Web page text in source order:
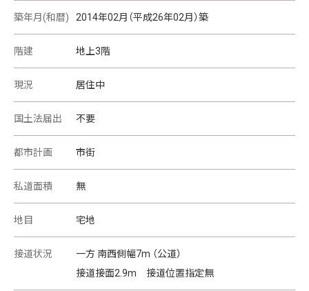
築年月(和暦) 2014年02月（平成26年02月）築
階建 地上3階
現況 居住中
国土法届出 不要
都市計画 市街
私道面積 無
地目 宅地
接道状況
一方 南西側幅7m （公道）
接道接面2.9m 接道位置指定無